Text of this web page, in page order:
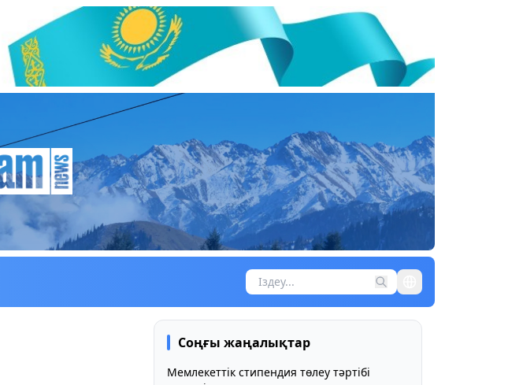
Соңғы жаңалықтар
Мемлекеттік стипендия төлеу тәртібі